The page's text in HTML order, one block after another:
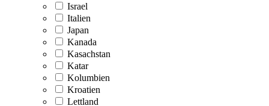
Israel
Italien
Japan
Kanada
Kasachstan
Katar
Kolumbien
Kroatien
Lettland